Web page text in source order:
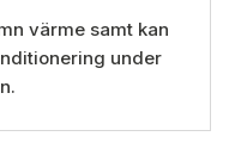
värme samt kan
under